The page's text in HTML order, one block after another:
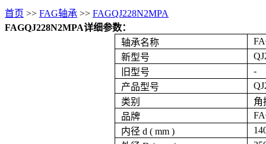
首页 >> FAG轴承 >> FAGQJ228N2MPA
FAGQJ228N2MPA详细参数：
轴承名称
新型号
旧型号
-
产品型号
类别
角
品牌
内径 d ( mm )